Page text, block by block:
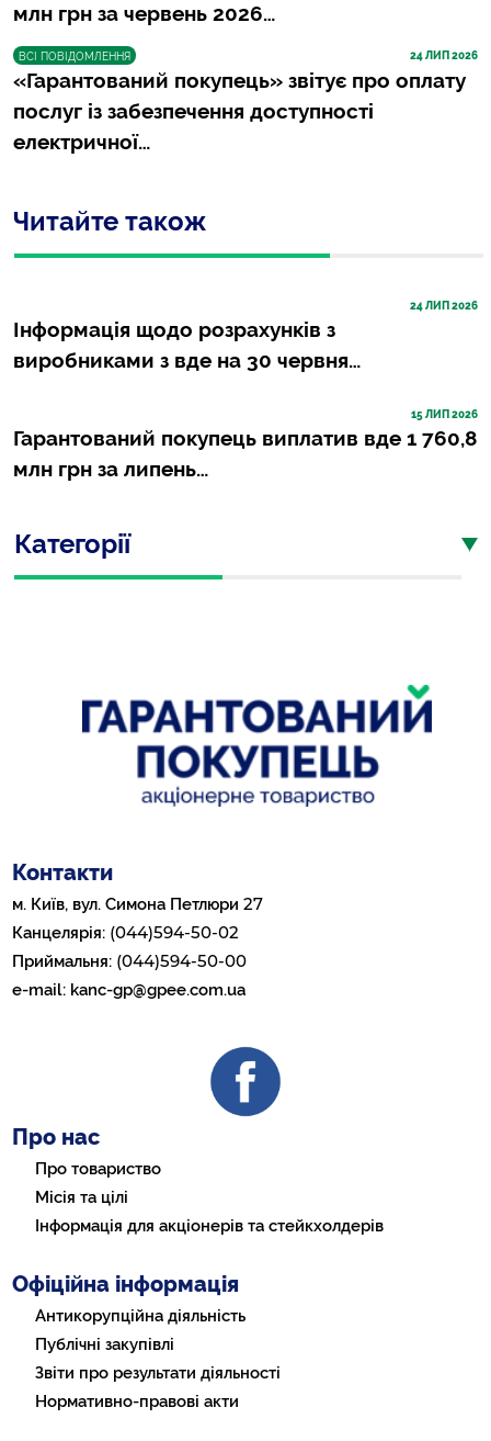
млн грн за червень 2026…
ВСІ ПОВІДОМЛЕННЯ 24 ЛИП 2026
«Гарантований покупець» звітує про оплату
послуг із забезпечення доступності
електричної…
Читайте також
24 ЛИП 2026
Інформація щодо розрахунків з
виробниками з вде на 30 червня…
15 ЛИП 2026
Гарантований покупець виплатив вде 1 760,8
млн грн за липень…
Категорії
Контакти
м. Київ, вул. Симона Петлюри27
Канцелярія: (044)594-50-02
Приймальня: (044)594-50-00
e-mail: kanc-gp@gpee.com.ua
Про нас
Про товариство
Місія та цілі
Інформація для акціонерів та стейкхолдерів
Офіційна інформація
Антикорупційна діяльність
Публічні закупівлі
Звіти про результати діяльності
Нормативно-правові акти